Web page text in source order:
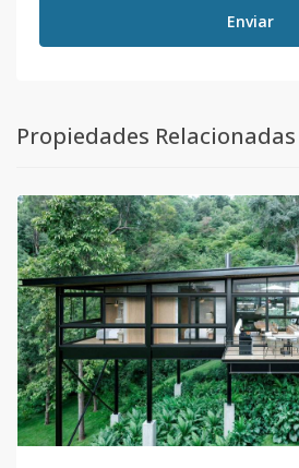
Enviar
Propiedades Relacionadas